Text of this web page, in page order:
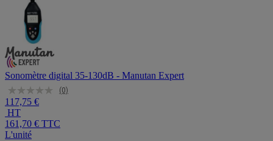
Sonomètre digital 35-130dB - Manutan Expert
(0)
117,75 €
HT
161,70 € TTC
L'unité